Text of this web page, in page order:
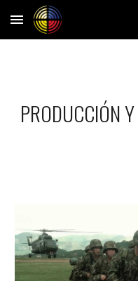
Skip to main content
PRODUCCIÓN